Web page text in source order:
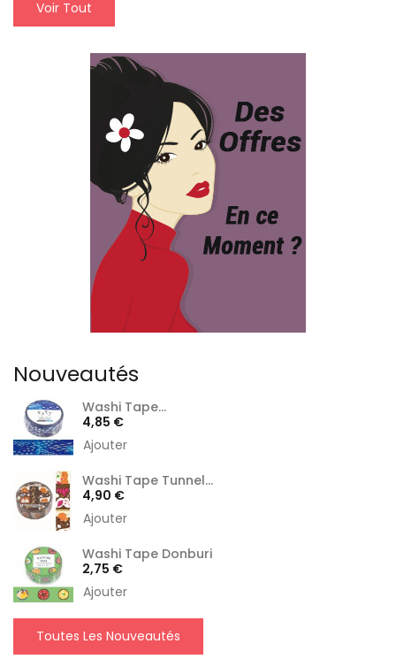
Voir Tout
Nouveautés
Washi Tape...
Prix
4,85 €
Ajouter
Washi Tape Tunnel...
Prix
4,90 €
Ajouter
Washi Tape Donburi
Prix
2,75 €
Ajouter
Toutes Les Nouveautés